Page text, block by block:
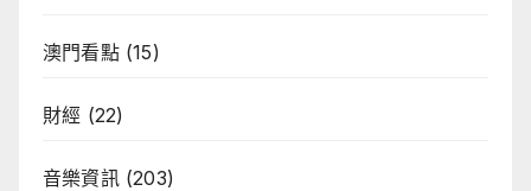
澳門看點(15)
財經 (22)
音樂資訊(203)